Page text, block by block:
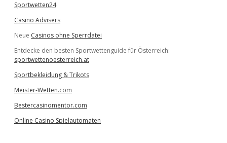
Sportwetten24
Casino Advisers
Neue Casinos ohne Sperrdatei
Entdecke den besten Sportwettenguide für Österreich:
sportwettenoesterreich.at
Sportbekleidung & Trikots
Meister-Wetten.com
Bestercasinomentor.com
Online Casino Spielautomaten